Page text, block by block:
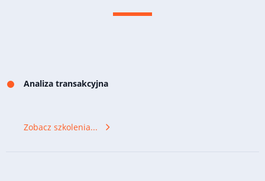
Analiza transakcyjna
Zobacz szkolenia...